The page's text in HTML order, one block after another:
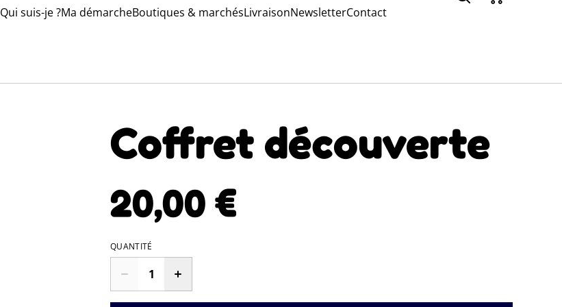
Qui suis-je ?Ma démarcheBoutiques & marchésLivraisonNewsletterContact
Coffret découverte
20,00 €
QUANTITÉ